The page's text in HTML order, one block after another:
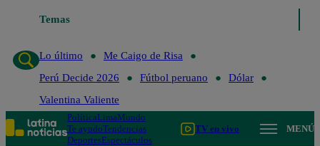
Temas
Lo último
Me Caigo de Risa
Perú Decide 2026
Fútbol peruano
Dólar
Valentina Valiente
PolíticaLimaMundo
Te ayudoTendencias
DeportesEspectáculos
TV en vivo MENÚ